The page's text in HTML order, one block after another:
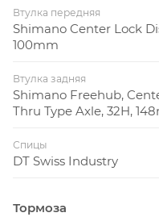
Втулка передняя
Shimano Center Lock
100mm
Втулка задняя
Shimano Freehub,
Thru Type Axle, 32H,
Спицы
DT Swiss Industry
Тормоза